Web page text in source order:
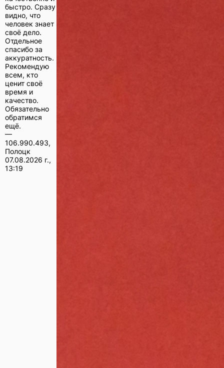
быстро. Сразу
видно, что
человек знает
своё дело.
Отдельное
спасибо за
аккуратность.
Рекомендую
всем, кто
ценит своё
время и
качество.
Обязательно
обратимся
ещё.
—
106.990.493,
Полоцк
07.08.2026 г.,
13:19